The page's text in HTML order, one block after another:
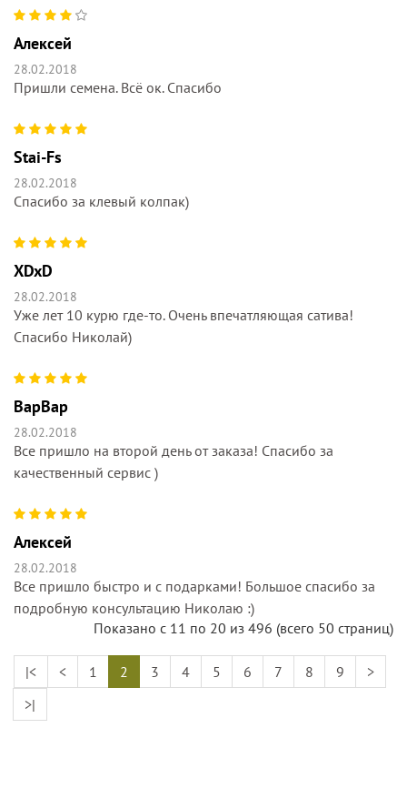
Алексей
28.02.2018
Пришли семена. Всё ок. Спасибо
Stai-Fs
28.02.2018
Cпасибо за клевый колпак)
XDxD
28.02.2018
Уже лет 10 курю где-то. Очень впечатляющая сатива!
Спасибо Николай)
ВарВар
28.02.2018
Все пришло на второй день от заказа! Спасибо за
качественный сервис )
Алексей
28.02.2018
Все пришло быстро и с подарками! Большое спасибо за
подробную консультацию Николаю :)
Показано с 11 по 20 из 496 (всего 50 страниц)
|< < 1 2 3 4 5 6 7 8 9
>
>|